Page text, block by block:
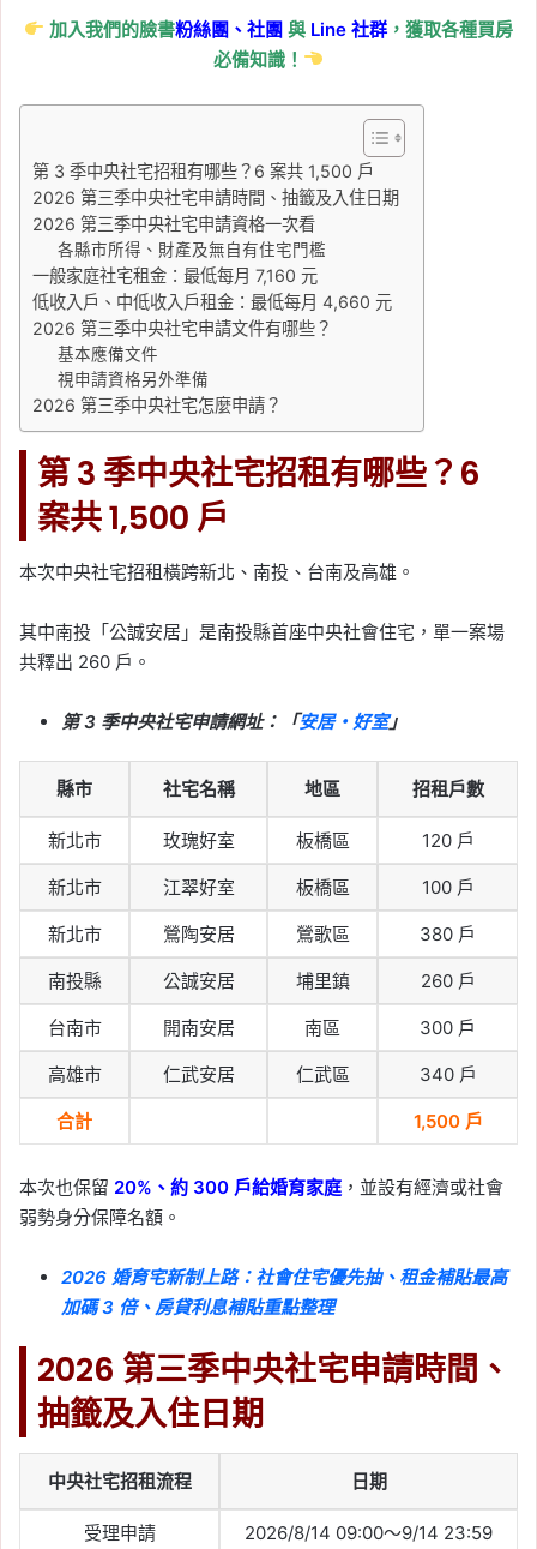
加入我們的臉書粉絲團、社團與 Line社群 ，獲取各種買房
必備知識！
第 3 季中央社宅招租有哪些？6 案共 1,500 戶
2026 第三季中央社宅申請時間、抽籤及入住日期
2026 第三季中央社宅申請資格一次看
各縣市所得、財產及無自有住宅門檻
一般家庭社宅租金：最低每月 7,160 元
低收入戶、中低收入戶租金：最低每月 4,660 元
2026 第三季中央社宅申請文件有哪些？
基本應備文件
視申請資格另外準備
2026 第三季中央社宅怎麼申請？
第 3 季中央社宅招租有哪些？6
案共 1,500 戶
本次中央社宅招租橫跨新北、南投、台南及高雄。
其中南投「公誠安居」是南投縣首座中央社會住宅，單一案場
共釋出 260 戶。
第 3 季中央社宅申請網址：「安居・好室」
縣市 社宅名稱 地區 招租戶數
新北市 玫瑰好室 板橋區 120 戶
新北市 江翠好室 板橋區 100 戶
新北市 鶯陶安居 鶯歌區 380 戶
南投縣 公誠安居 埔里鎮 260 戶
台南市 開南安居 南區 300 戶
高雄市 仁武安居 仁武區 340 戶
合計 1,500 戶
本次也保留 20%、約 300 戶給婚育家庭 ，並設有經濟或社會
弱勢身分保障名額。
2026 婚育宅新制上路：社會住宅優先抽、租金補貼最高
加碼 3 倍、房貸利息補貼重點整理
2026 第三季中央社宅申請時間、
抽籤及入住日期
中央社宅招租流程 日期
受理申請 2026/8/14 09:00～9/14 23:59